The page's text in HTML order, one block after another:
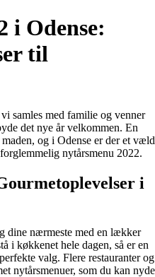
i Odense:
til
samles med familie og venner
det nye år velkommen. En
og i Odense er der et væld
nytårsmenu 2022.
i
dine nærmeste med en lækker
i køkkenet hele dagen, så er en
valg. Flere restauranter og
nytårsmenuer, som du kan nyde